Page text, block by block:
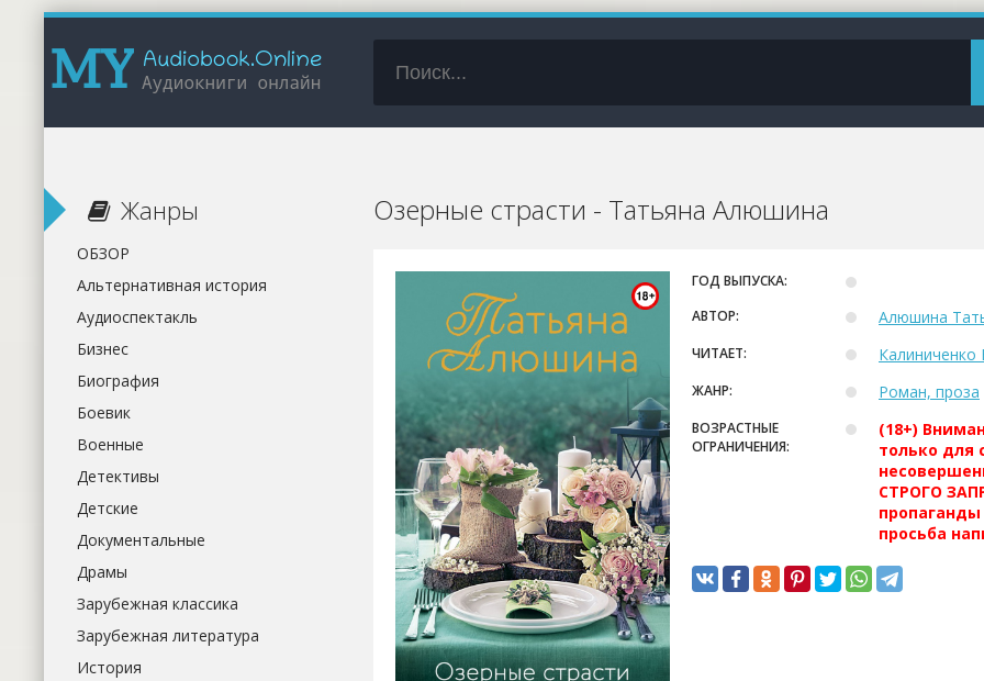
Озерные страсти - Татьяна Алюшина
ГОД ВЫПУСКА:
АВТОР:
Алюшина
ЧИТАЕТ: Калиниченко
ЖАНР: Роман, проза
ВОЗРАСТНЫЕ
ОГРАНИЧЕНИЯ:
(18+)
только для
СТРОГО
просьба
Жанры
ОБЗОР
Альтернативная история
Аудиоспектакль
Бизнес
Биография
Боевик
Военные
Детективы
Детские
Документальные
Драмы
Зарубежная классика
Зарубежная литература
История